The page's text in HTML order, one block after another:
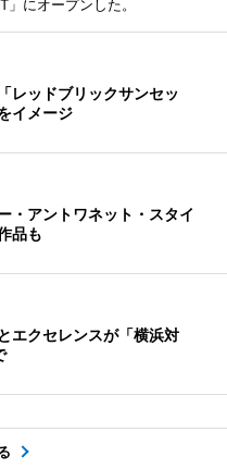
」にオープンした。
レッドブリックサンセッ
イメージ
・アントワネット・スタイ
品も
エクセレンスが「横浜対